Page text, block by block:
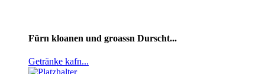
Fürn kloanen und groassn Durscht...
Getränke kafn...